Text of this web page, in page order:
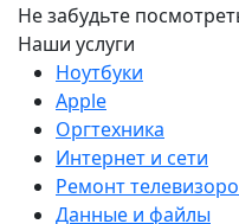
Не забудьте
Наши услуги
Ноутбуки
Apple
Оргтехника
Интернет и сети
Ремонт
Данные и файлы